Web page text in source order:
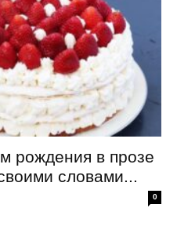
рождения в прозе
словами...
0